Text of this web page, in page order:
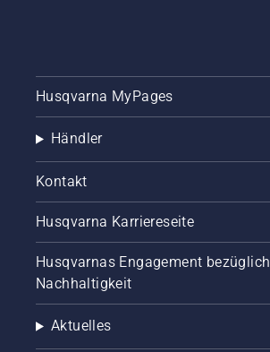
Husqvarna MyPages
Händler
Kontakt
Husqvarna Karriereseite
Husqvarnas Engagement bezüglich
Nachhaltigkeit
Aktuelles